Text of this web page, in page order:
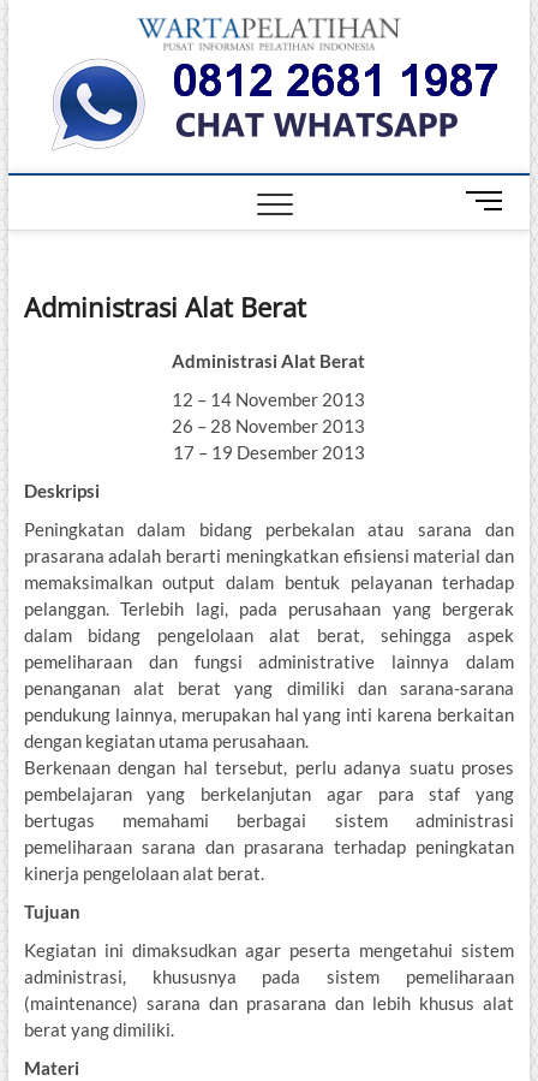
Skip
content
Warta
PELATIHAN
DAN
TERBAIK DI
M
e
Administrasi Alat Berat
Administrasi Alat Berat
12 – 14 November 2013
26 – 28 November 2013
17 – 19 Desember 2013
Deskripsi
Peningkatan dalam bidang perbekalan atau sarana dan
prasarana adalah berarti meningkatkan efisiensi material dan
memaksimalkan output dalam bentuk pelayanan terhadap
pelanggan. Terlebih lagi, pada perusahaan yang bergerak
dalam bidang pengelolaan alat berat, sehingga aspek
pemeliharaan dan fungsi administrative lainnya dalam
penanganan alat berat yang dimiliki dan sarana-sarana
pendukung lainnya, merupakan hal yang inti karena berkaitan
dengan kegiatan utama perusahaan.
Berkenaan dengan hal tersebut, perlu adanya suatu proses
pembelajaran yang berkelanjutan agar para staf yang
bertugas memahami berbagai sistem administrasi
pemeliharaan sarana dan prasarana terhadap peningkatan
kinerja pengelolaan alat berat.
Tujuan
Kegiatan ini dimaksudkan agar peserta mengetahui sistem
administrasi, khususnya pada sistem pemeliharaan
(maintenance) sarana dan prasarana dan lebih khusus alat
berat yang dimiliki.
Materi